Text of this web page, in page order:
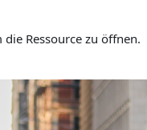
die Ressource zu öffnen.